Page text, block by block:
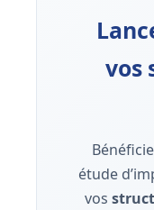
vos
étude
vos